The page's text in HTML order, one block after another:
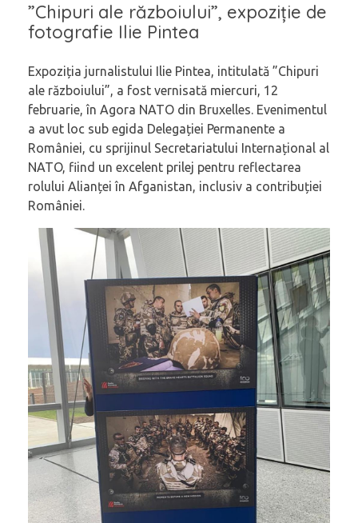
”Chipuri ale războiului”, expoziție de
fotografie Ilie Pintea
Expoziția jurnalistului Ilie Pintea, intitulată ”Chipuri
ale războiului”, a fost vernisată miercuri, 12
februarie, în Agora NATO din Bruxelles. Evenimentul
a avut loc sub egida Delegației Permanente a
României, cu sprijinul Secretariatului Internațional al
NATO, fiind un excelent prilej pentru reflectarea
rolului Alianței în Afganistan, inclusiv a contribuției
României.